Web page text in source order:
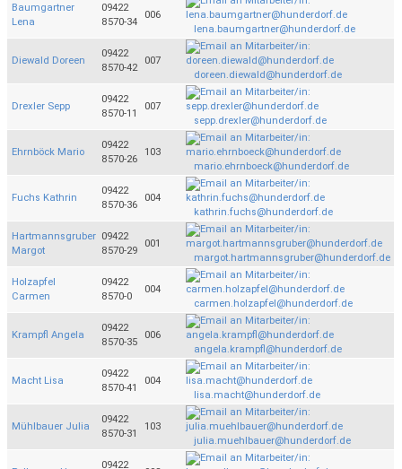
Baumgartner
Lena
09422
8570-34
006
lena.baumgartner@hunderdorf.de
Diewald Doreen
09422
8570-42
007
doreen.diewald@hunderdorf.de
Drexler Sepp
09422
8570-11
007
sepp.drexler@hunderdorf.de
Ehrnböck Mario
09422
8570-26
103
mario.ehrnboeck@hunderdorf.de
Fuchs Kathrin
09422
8570-36
004
kathrin.fuchs@hunderdorf.de
Hartmannsgruber
Margot
09422
8570-29
001
margot.hartmannsgruber@hunderdorf.de
Holzapfel
Carmen
09422
8570-0
004
carmen.holzapfel@hunderdorf.de
Krampfl Angela
09422
8570-35
006
angela.krampfl@hunderdorf.de
Macht Lisa
09422
8570-41
004
lisa.macht@hunderdorf.de
Mühlbauer Julia
09422
8570-31
103
julia.muehlbauer@hunderdorf.de
09422